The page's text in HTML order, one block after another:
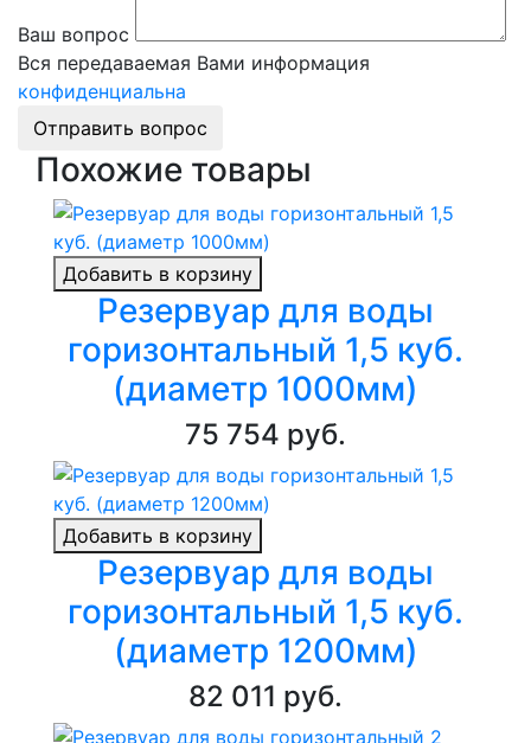
Ваш вопрос
Вся передаваемая Вами информация
конфиденциальна
Отправить вопрос
Похожие товары
Добавить в корзину
Резервуар для воды
горизонтальный 1,5 куб.
(диаметр 1000мм)
75 754 руб.
Добавить в корзину
Резервуар для воды
горизонтальный 1,5 куб.
(диаметр 1200мм)
82 011 руб.